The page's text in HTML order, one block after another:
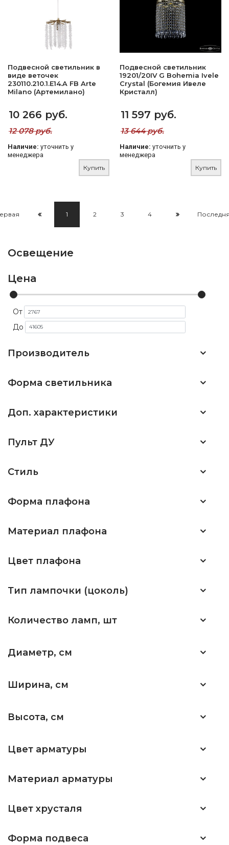
Подвесной светильник в
виде веточек
230110.210.1.E14.A FB Arte
Milano (Артемилано)
10 266 руб.
12 078 руб.
Наличие: уточнить у
менеджера
Купить
Подвесной светильник
19201/20IV G Bohemia Ivele
Crystal (Богемия Ивеле
Кристалл)
11 597 руб.
13 644 руб.
Наличие: уточнить у
менеджера
Купить
1 2 3 4
Освещение
Цена
От
До
Производитель
Форма светильника
Доп. характеристики
Пульт ДУ
Стиль
Форма плафона
Материал плафона
Цвет плафона
Тип лампочки (цоколь)
Количество ламп, шт
Диаметр, см
Ширина, см
Высота, см
Цвет арматуры
Материал арматуры
Цвет хрусталя
Форма подвеса